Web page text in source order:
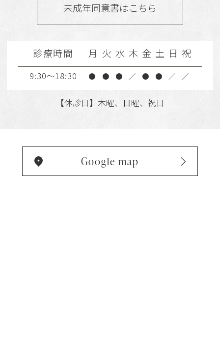
未成年同意書はこちら
診療時間 月 火 水 木 金 土 日 祝
9:30～18:30 ● ● ● ／ ● ● ／ ／
【休診日】木曜、日曜、祝日
Google map